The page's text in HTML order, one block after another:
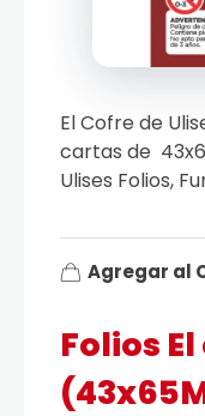
Folios
El Cofre de
cartas de
Ulises Folios,
Agregar al